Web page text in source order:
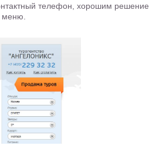
телефон, хорошим
меню.